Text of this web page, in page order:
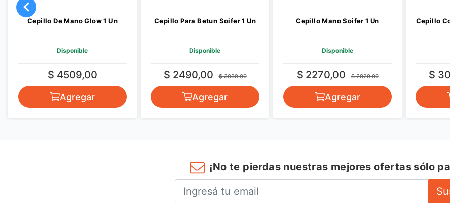
Cepillo De Mano Glow 1 Un
Disponible
$ 4509,00
Agregar
Cepillo Para Betun Soifer 1 Un
Disponible
$ 2490,00 $ 3039,00
Agregar
Cepillo Mano Soifer 1 Un
Disponible
$ 2270,00 $ 2829,00
Agregar
Cepillo
$
¡No te pierdas nuestras mejores ofertas sólo